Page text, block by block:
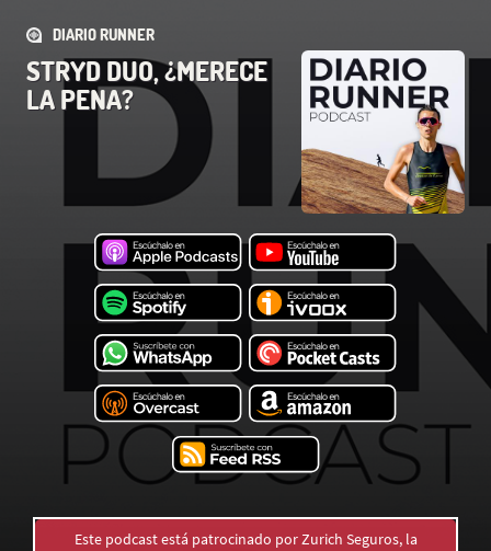
DIARIO RUNNER
STRYD DUO, ¿MERECE
LA PENA?
Este podcast está patrocinado por Zurich Seguros, la